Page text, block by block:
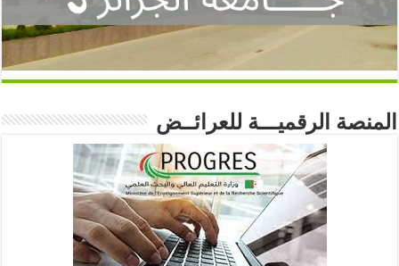
المنصة الرقميـــة للعرائــض